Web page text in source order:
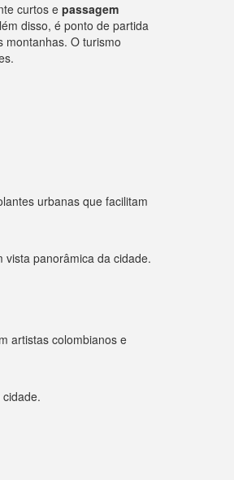
curtos epassagem
disso, é ponto de partida
montanhas. O turismo
urbanas que facilitam
panorâmica da cidade.
artistas colombianos e